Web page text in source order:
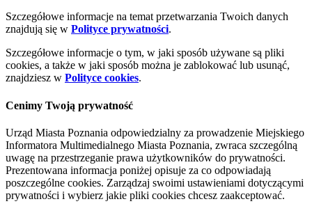
Szczegółowe informacje na temat przetwarzania Twoich danych
znajdują się w Polityce prywatności.
Szczegółowe informacje o tym, w jaki sposób używane są pliki
cookies, a także w jaki sposób można je zablokować lub usunąć,
znajdziesz w Polityce cookies.
Cenimy Twoją prywatność
Urząd Miasta Poznania odpowiedzialny za prowadzenie Miejskiego
Informatora Multimedialnego Miasta Poznania, zwraca szczególną
uwagę na przestrzeganie prawa użytkowników do prywatności.
Prezentowana informacja poniżej opisuje za co odpowiadają
poszczególne cookies. Zarządzaj swoimi ustawieniami dotyczącymi
prywatności i wybierz jakie pliki cookies chcesz zaakceptować.